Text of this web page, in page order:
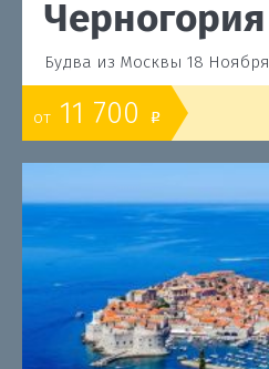
Черногория
Будва из Москвы 18 Ноября
от 11 700 o